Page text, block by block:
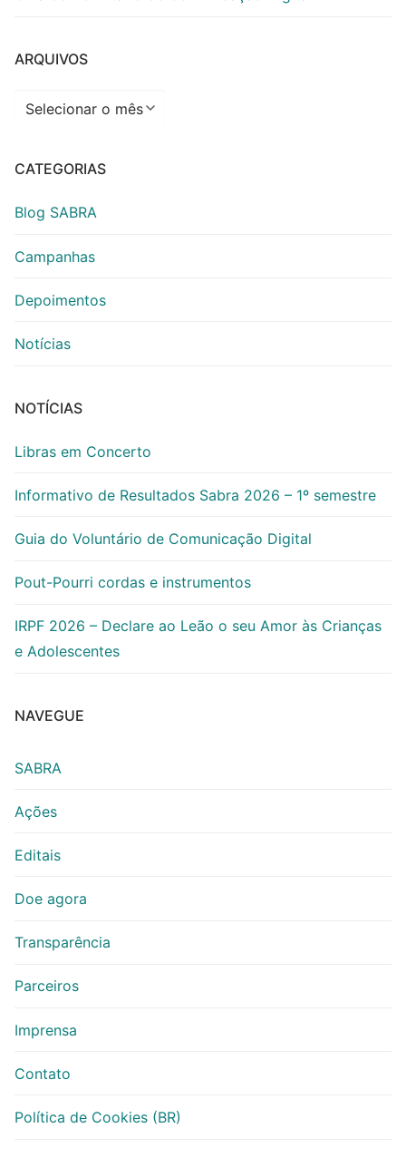
ARQUIVOS
Arquivos
CATEGORIAS
Blog SABRA
Campanhas
Depoimentos
Notícias
NOTÍCIAS
Libras em Concerto
Informativo de Resultados Sabra 2026 – 1º semestre
Guia do Voluntário de Comunicação Digital
Pout-Pourri cordas e instrumentos
IRPF 2026 – Declare ao Leão o seu Amor às Crianças
e Adolescentes
NAVEGUE
SABRA
Ações
Editais
Doe agora
Transparência
Parceiros
Imprensa
Contato
Política de Cookies (BR)